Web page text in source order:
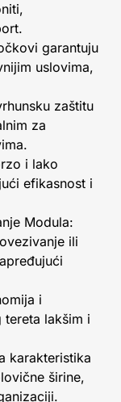
garantuju
uslovima,
zaštitu
za
i lako
efikasnost i
Modula:
ili
i
tereta lakšim i
karakteristika
širine,